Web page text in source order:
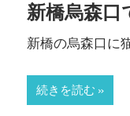
の
空
新橋烏森口
新橋の烏森口に
続きを読む